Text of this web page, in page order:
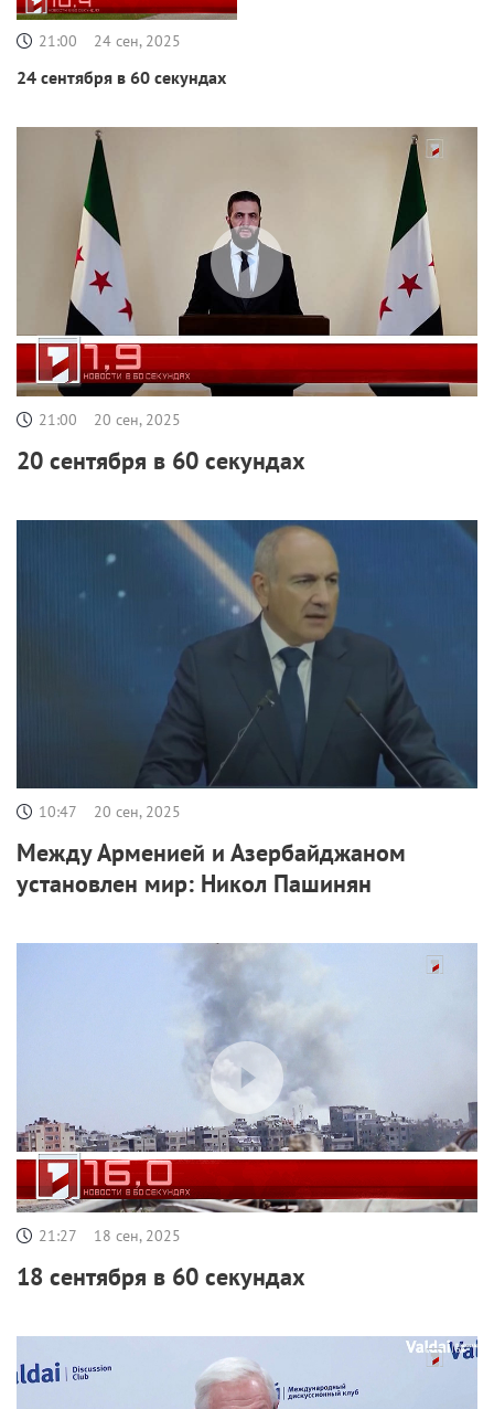
21:00 24 сен, 2025
24 сентября в 60 секундах
21:00 20 сен, 2025
20 сентября в 60 секундах
10:47 20 сен, 2025
Между Арменией и Азербайджаном
установлен мир: Никол Пашинян
21:27 18 сен, 2025
18 сентября в 60 секундах